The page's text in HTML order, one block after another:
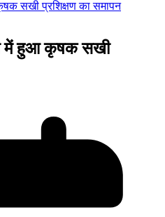
में हुआ कृषक सखी